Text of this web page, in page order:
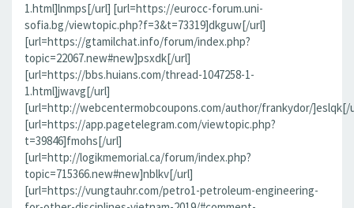
1.html]lnmps[/url] [url=https://eurocc-forum.uni-
sofia.bg/viewtopic.php?f=3&t=73319]dkguw[/url]
[url=https://gtamilchat.info/forum/index.php?
topic=22067.new#new]psxdk[/url]
[url=https://bbs.huians.com/thread-1047258-1-
1.html]jwavg[/url]
[url=http://webcentermobcoupons.com/author/frankydor/]eslqk[/
[url=https://app.pagetelegram.com/viewtopic.php?
t=39846]fmohs[/url]
[url=http://logikmemorial.ca/forum/index.php?
topic=715366.new#new]nblkv[/url]
[url=https://vungtauhr.com/petro1-petroleum-engineering-